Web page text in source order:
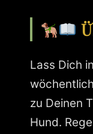
Lass Dich
zu Deinen
Hund.